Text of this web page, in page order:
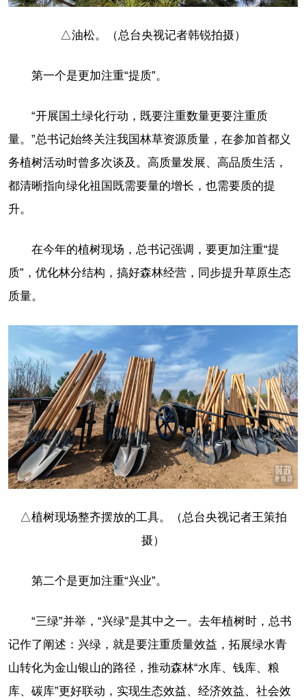
△油松。（总台央视记者韩锐拍摄）
第一个是更加注重“提质”。
“开展国土绿化行动，既要注重数量更要注重质
量。”总书记始终关注我国林草资源质量，在参加首都义
务植树活动时曾多次谈及。高质量发展、高品质生活，
都清晰指向绿化祖国既需要量的增长，也需要质的提
升。
在今年的植树现场，总书记强调，要更加注重“提
质”，优化林分结构，搞好森林经营，同步提升草原生态
质量。
△植树现场整齐摆放的工具。（总台央视记者王策拍
摄）
第二个是更加注重“兴业”。
“三绿”并举，“兴绿”是其中之一。去年植树时，总书
记作了阐述：兴绿，就是要注重质量效益，拓展绿水青
山转化为金山银山的路径，推动森林“水库、钱库、粮
库、碳库”更好联动，实现生态效益、经济效益、社会效